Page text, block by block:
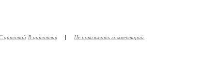
цитатой В цитатник | Не показывать комментарий